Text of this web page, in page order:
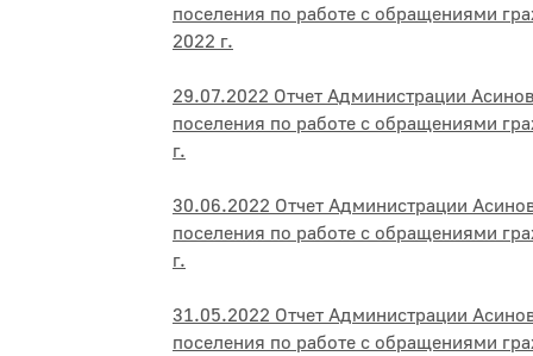
поселения по работе с обращениями
2022 г.
29.07.2022 Отчет Администрации
поселения по работе с обращениями
г.
30.06.2022 Отчет Администрации
поселения по работе с обращениями
г.
31.05.2022 Отчет Администрации
поселения по работе с обращениями